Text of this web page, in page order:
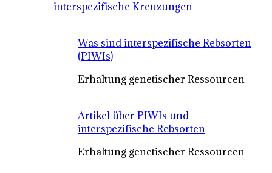
interspezifische Kreuzungen
Was sind interspezifische Rebsorten
(PIWIs)
Erhaltung genetischer Ressourcen
Artikel über PIWIs und
interspezifische Rebsorten
Erhaltung genetischer Ressourcen